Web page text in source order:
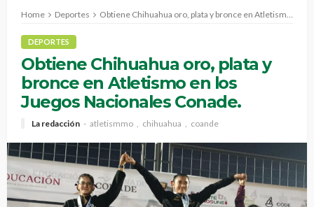
Home Deportes Obtiene Chihuahua oro, plata y bronce en Atletismo en los Juegos Nacionales Conade.
DEPORTES
Obtiene Chihuahua oro, plata y
bronce en Atletismo en los
Juegos Nacionales Conade.
La redacción atletismmo chihuahua coande